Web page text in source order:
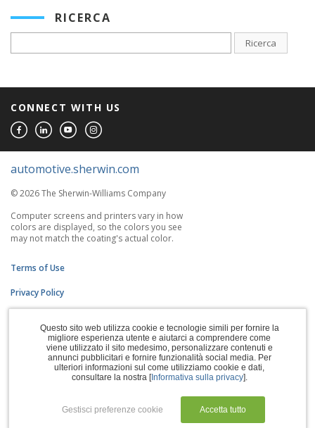
RICERCA
Ricerca
CONNECT WITH US
automotive.sherwin.com
© 2026 The Sherwin-Williams Company
Computer screens and printers vary in how
colors are displayed, so the colors you see
may not match the coating's actual color.
Terms of Use
Privacy Policy
CA Supply Chains Act
Do Not Sell My Information
Manage Cookies
Questo sito web utilizza cookie e tecnologie simili per fornire la
migliore esperienza utente e aiutarci a comprendere come
viene utilizzato il sito medesimo, personalizzare contenuti e
annunci pubblicitari e fornire funzionalità social media. Per
ulteriori informazioni sul come utilizziamo cookie e dati,
consultare la nostra [Informativa sulla privacy].
Gestisci preferenze cookie Accetta tutto